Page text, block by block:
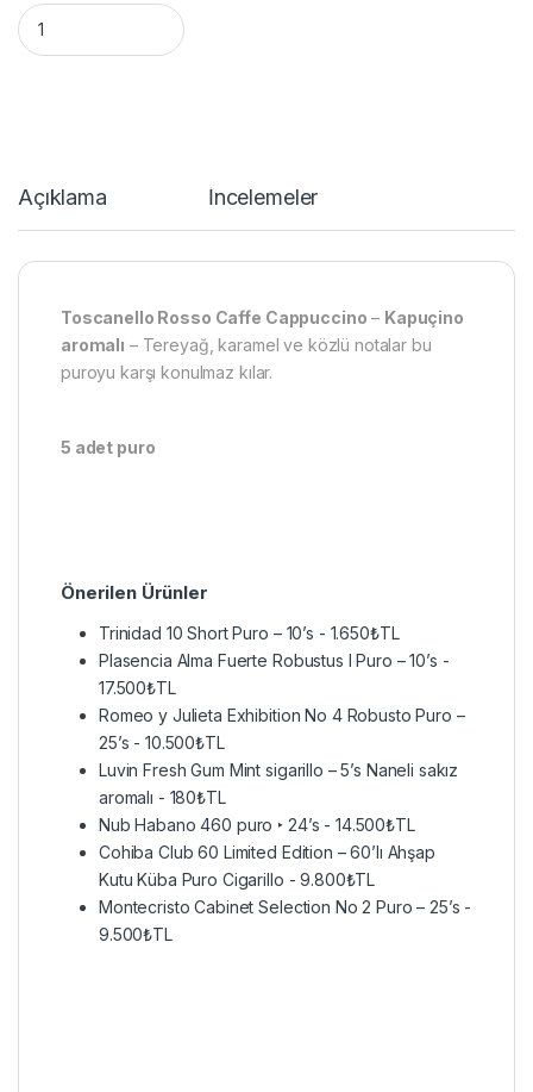
Toscanello Rosso Caffe Cappuccino puro - Rom ve Kapuçino
Açıklama İncelemeler
Toscanello Rosso Caffe Cappuccino – Kapuçino
aromalı – Tereyağ, karamel ve közlü notalar bu
puroyu karşı konulmaz kılar.
5 adet puro
Önerilen Ürünler
Trinidad 10 Short Puro – 10’s - 1.650₺TL
Plasencia Alma Fuerte Robustus I Puro – 10’s -
17.500₺TL
Romeo y Julieta Exhibition No 4 Robusto Puro –
25’s -10.500₺TL
Luvin Fresh Gum Mint sigarillo – 5’s Naneli sakız
aromalı - 180₺TL
Nub Habano 460 puro ‣ 24’s - 14.500₺TL
Cohiba Club 60 Limited Edition – 60’lı Ahşap
Kutu Küba Puro Cigarillo -9.800₺TL
Montecristo Cabinet Selection No 2 Puro – 25’s -
9.500₺TL